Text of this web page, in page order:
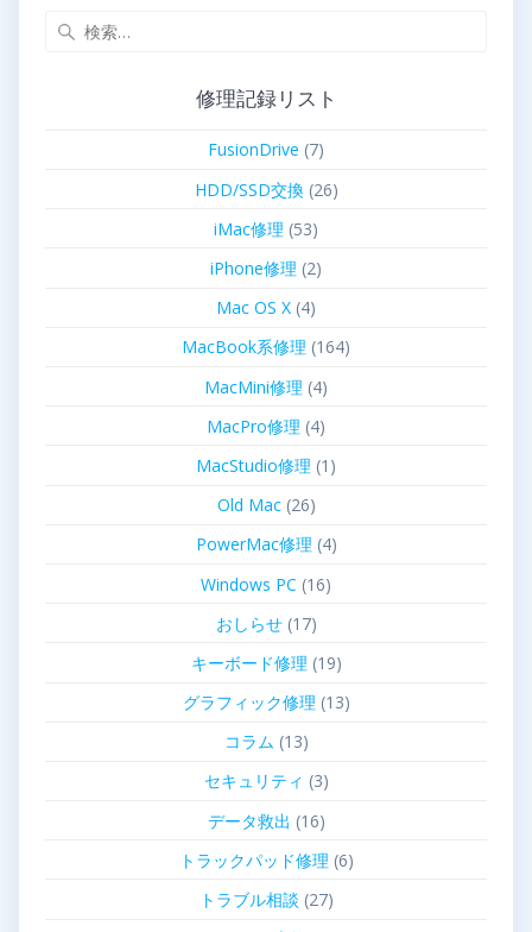
修理記録リスト
FusionDrive (7)
HDD/SSD交換(26)
iMac修理 (53)
iPhone修理 (2)
Mac OS X (4)
MacBook系修理 (164)
MacMini修理 (4)
MacPro修理 (4)
MacStudio修理 (1)
Old Mac(26)
PowerMac修理 (4)
Windows PC (16)
おしらせ(17)
キーボード修理 (19)
グラフィック修理 (13)
コラム (13)
セキュリティ (3)
データ救出 (16)
トラックパッド修理 (6)
トラブル相談 (27)